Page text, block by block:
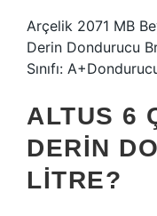
Arçelik 2071 MB
Derin Dondurucu
Sınıfı:
ALTUS 6
DERIN
LITRE?